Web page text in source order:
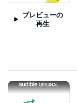
プレビューの
再生